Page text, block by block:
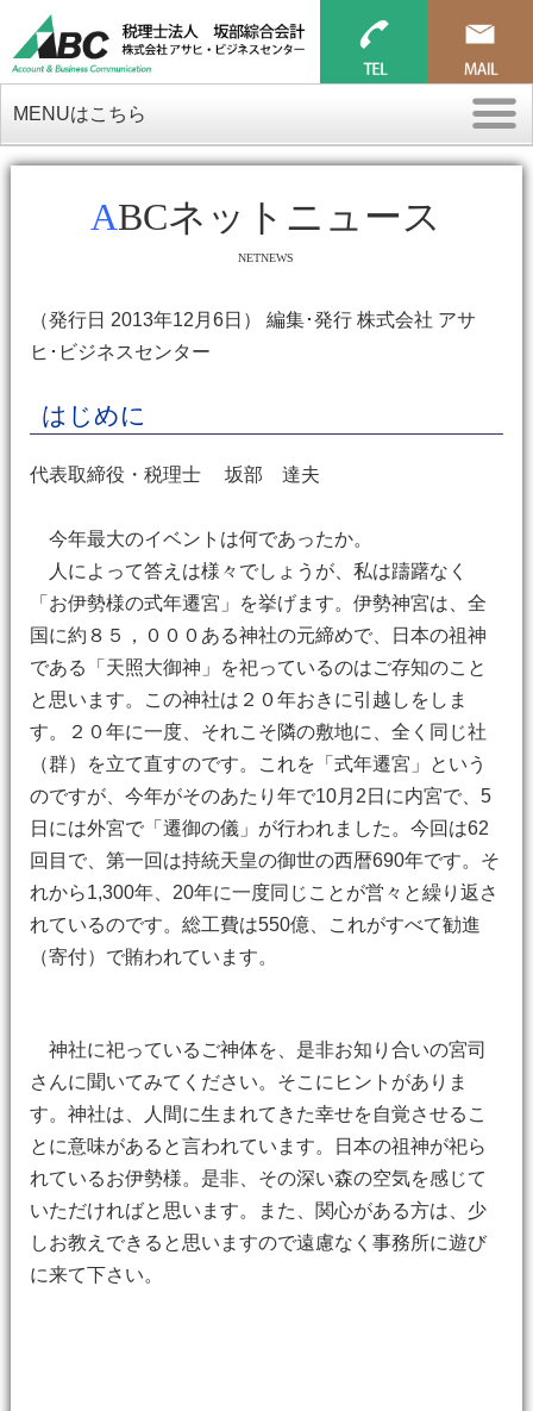
MENUはこちら
ABCネットニュース
NETNEWS
（発行日 2013年12月6日） 編集･発行 株式会社 アサ
ヒ･ビジネスセンター
はじめに
代表取締役・税理士 坂部 達夫
今年最大のイベントは何であったか。
人によって答えは様々でしょうが、私は躊躇なく
「お伊勢様の式年遷宮」を挙げます。伊勢神宮は、全
国に約８５，０００ある神社の元締めで、日本の祖神
である「天照大御神」を祀っているのはご存知のこと
と思います。この神社は２０年おきに引越しをしま
す。２０年に一度、それこそ隣の敷地に、全く同じ社
（群）を立て直すのです。これを「式年遷宮」という
のですが、今年がそのあたり年で10月2日に内宮で、5
日には外宮で「遷御の儀」が行われました。今回は62
回目で、第一回は持統天皇の御世の西暦690年です。そ
れから1,300年、20年に一度同じことが営々と繰り返さ
れているのです。総工費は550億、これがすべて勧進
（寄付）で賄われています。
神社に祀っているご神体を、是非お知り合いの宮司
さんに聞いてみてください。そこにヒントがありま
す。神社は、人間に生まれてきた幸せを自覚させるこ
とに意味があると言われています。日本の祖神が祀ら
れているお伊勢様。是非、その深い森の空気を感じて
いただければと思います。また、関心がある方は、少
しお教えできると思いますので遠慮なく事務所に遊び
に来て下さい。